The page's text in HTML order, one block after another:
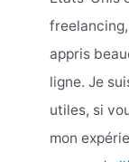
appris
ligne. Je
utiles, si
mon